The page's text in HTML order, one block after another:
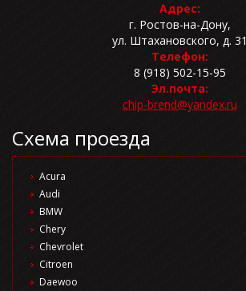
Адрес:
г. Ростов-на-Дону,
ул. Штахановского, д. 31
Телефон:
8 (918) 502-15-95
Эл.почта:
chip-brend@yandex.ru
Схема проезда
Acura
Audi
BMW
Chery
Chevrolet
Citroen
Daewoo